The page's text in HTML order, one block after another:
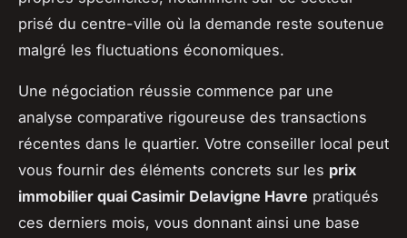
prisé du centre-ville où la demande reste soutenue
malgré les fluctuations économiques.
Une négociation réussie commence par une
analyse comparative rigoureuse des transactions
récentes dans le quartier. Votre conseiller local peut
vous fournir des éléments concrets sur les prix
immobilier quai Casimir Delavigne Havre pratiqués
ces derniers mois, vous donnant ainsi une base